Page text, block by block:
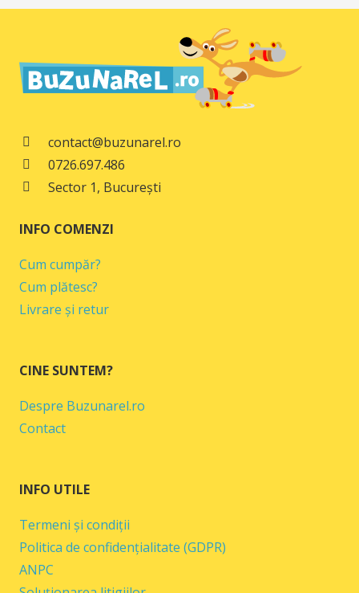
a
fost:
49,00 lei.
este:
39,00 lei.
contact@buzunarel.ro
0726.697.486
Sector 1, București
INFO COMENZI
Cum cumpăr?
Cum plătesc?
Livrare și retur
CINE SUNTEM?
Despre Buzunarel.ro
Contact
INFO UTILE
Termeni și condiții
Politica de confidențialitate (GDPR)
ANPC